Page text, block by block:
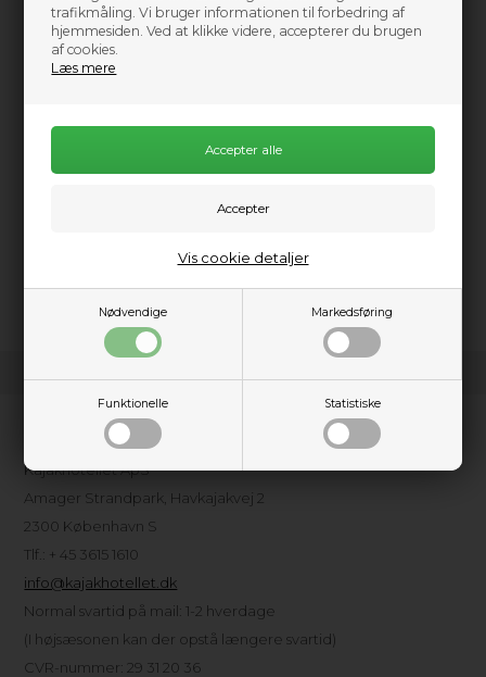
trafikmåling. Vi bruger informationen til forbedring af
hjemmesiden. Ved at klikke videre, accepterer du brugen
af cookies.
Læs mere
Nødvendige Markedsføring
Funktionelle Statistiske
Vis cookie detaljer
4.099,00DKK
Information
performance paddle is a full-throttle accelerant for high-angle
Kundeservice
Kajakhotellet ApS
Amager Strandpark, Havkajakvej 2
2300 København S
Tlf.: + 45 3615 1610
info@kajakhotellet.dk
Normal svartid på mail: 1-2 hverdage
(I højsæsonen kan der opstå længere svartid)
CVR-nummer: 29 31 20 36